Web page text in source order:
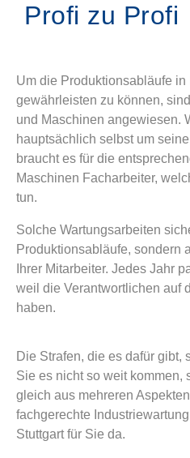
Profi zu Profi
Um die Produktionsabläufe in
gewährleisten zu können,
und Maschinen angewiesen.
hauptsächlich selbst um
braucht es für die
Maschinen Facharbeiter,
tun.
Solche Wartungsarbeiten
Produktionsabläufe, sondern
Ihrer Mitarbeiter. Jedes Jahr
weil die Verantwortlichen auf
haben.
Die Strafen, die es dafür gibt,
Sie es nicht so weit kommen,
gleich aus mehreren
fachgerechte
Stuttgart für Sie da.